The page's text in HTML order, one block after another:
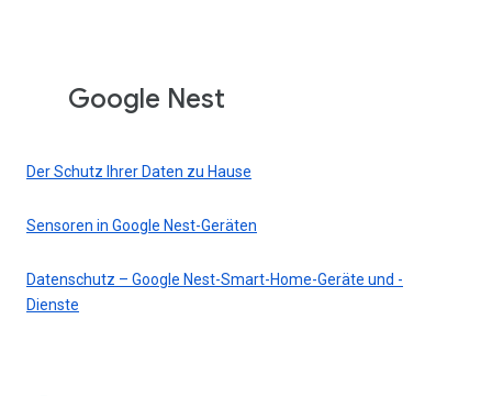
Google Nest
Der Schutz Ihrer Daten zu Hause
Sensoren in Google Nest-Geräten
Datenschutz – Google Nest-Smart-Home-Geräte und -
Dienste